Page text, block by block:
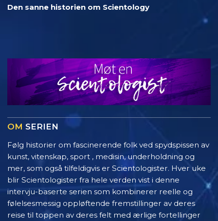
Den sanne historien om Scientology
OM SERIEN
Følg historier om fascinerende folk ved spydspissen av
kunst, vitenskap, sport , medisin, underholdning og
mer, som også tilfeldigvis er Scientologister. Hver uke
blir Scientologister fra hele verden vist i denne
intervju-baserte serien som kombinerer reelle og
følelsesmessig oppløftende fremstillinger av deres
reise til toppen av deres felt med ærlige fortellinger